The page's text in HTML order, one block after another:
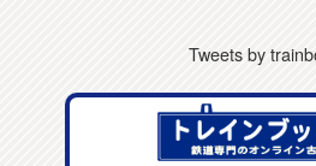
Tweets by